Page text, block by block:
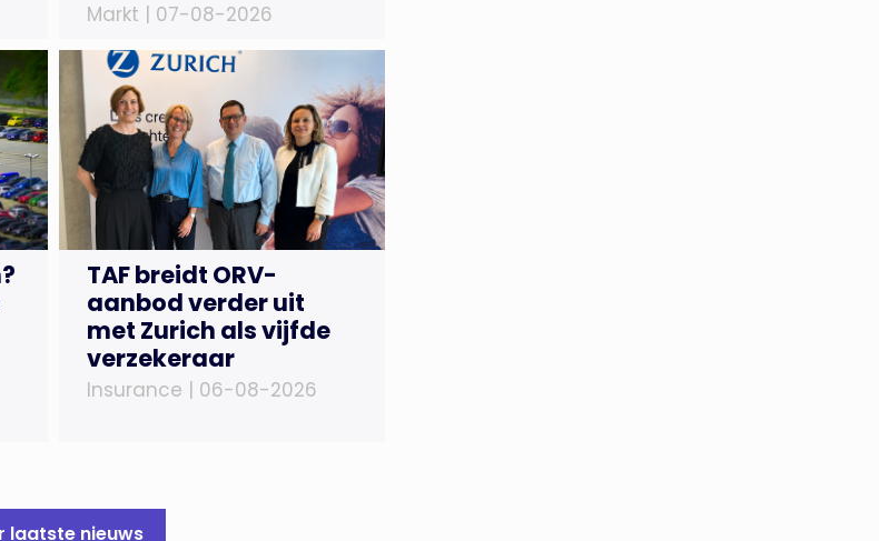
Markt | 07-08-2026
TAF breidt ORV-
aanbod verder uit
met Zurich als vijfde
verzekeraar
Insurance | 06-08-2026
laatste nieuws